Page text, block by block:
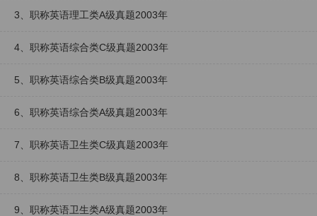
3、职称英语理工类A级真题2003年
4、职称英语综合类C级真题2003年
5、职称英语综合类B级真题2003年
6、职称英语综合类A级真题2003年
7、职称英语卫生类C级真题2003年
8、职称英语卫生类B级真题2003年
9、职称英语卫生类A级真题2003年